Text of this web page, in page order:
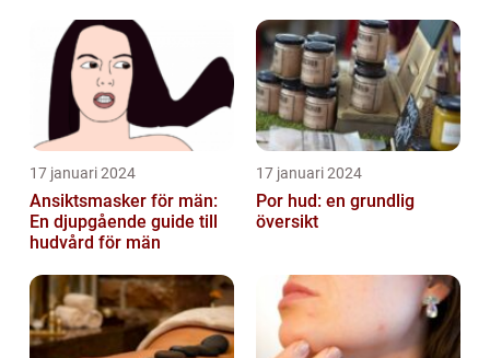
huden
17 januari 2024
Ansiktsmasker för män:
En djupgående guide till
hudvård för män
17 januari 2024
Por hud: en grundlig
översikt